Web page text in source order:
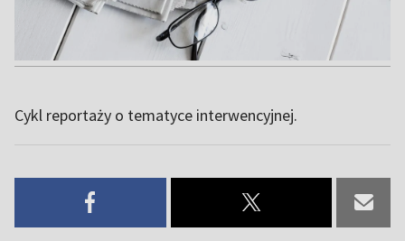
Cykl reportaży o tematyce interwencyjnej.